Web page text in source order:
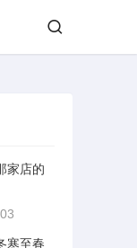
家店的
寒至春